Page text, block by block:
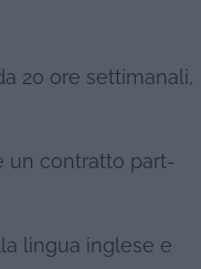
20 ore settimanali,
un contratto part-
lingua inglese e